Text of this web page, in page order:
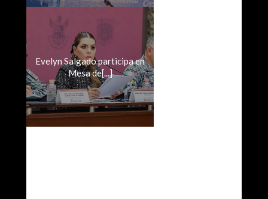
Evelyn Salgado participa en
Mesa de[...]